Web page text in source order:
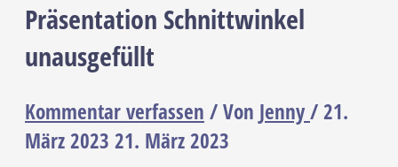
Präsentation Schnittwinkel
unausgefüllt
Kommentar verfassen / Von Jenny/21.
März 2023 21. März 2023